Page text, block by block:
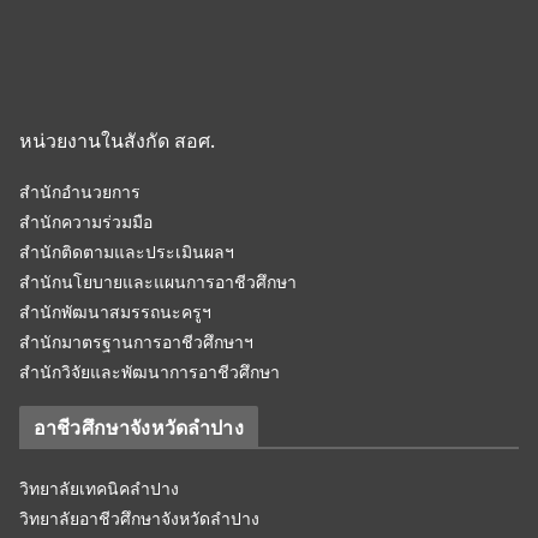
หน่วยงานในสังกัด สอศ.
สำนักอำนวยการ
สำนักความร่วมมือ
สำนักติดตามและประเมินผลฯ
สำนักนโยบายและแผนการอาชีวศึกษา
สำนักพัฒนาสมรรถนะครูฯ
สำนักมาตรฐานการอาชีวศึกษาฯ
สำนักวิจัยและพัฒนาการอาชีวศึกษา
อาชีวศึกษาจังหวัดลำปาง
วิทยาลัยเทคนิคลำปาง
วิทยาลัยอาชีวศึกษาจังหวัดลำปาง